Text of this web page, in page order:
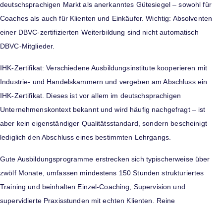
deutschsprachigen Markt als anerkanntes Gütesiegel – sowohl für
Coaches als auch für Klienten und Einkäufer. Wichtig: Absolventen
einer DBVC-zertifizierten Weiterbildung sind nicht automatisch
DBVC-Mitglieder.
IHK-Zertifikat: Verschiedene Ausbildungsinstitute kooperieren mit
Industrie- und Handelskammern und vergeben am Abschluss ein
IHK-Zertifikat. Dieses ist vor allem im deutschsprachigen
Unternehmenskontext bekannt und wird häufig nachgefragt – ist
aber kein eigenständiger Qualitätsstandard, sondern bescheinigt
lediglich den Abschluss eines bestimmten Lehrgangs.
Gute Ausbildungsprogramme erstrecken sich typischerweise über
zwölf Monate, umfassen mindestens 150 Stunden strukturiertes
Training und beinhalten Einzel-Coaching, Supervision und
supervidierte Praxisstunden mit echten Klienten. Reine